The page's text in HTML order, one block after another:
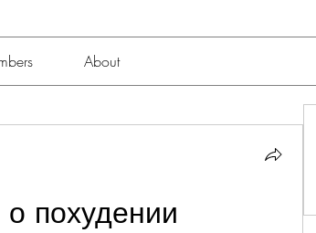
About
похудении